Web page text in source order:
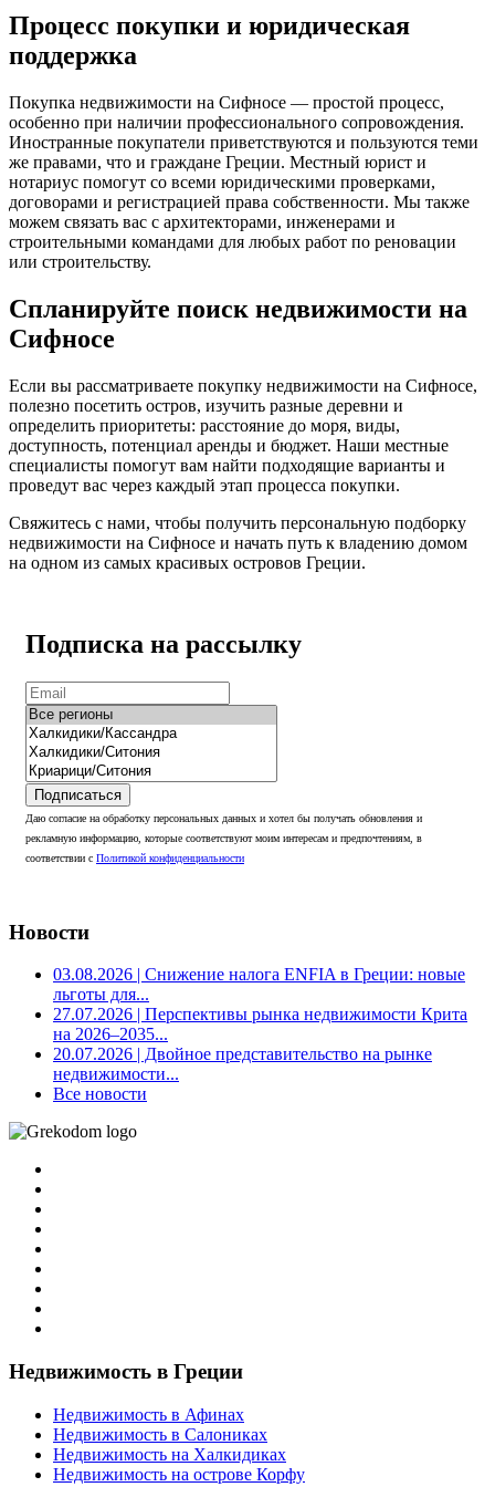
Процесс покупки и юридическая
поддержка
Покупка недвижимости на Сифносе — простой процесс,
особенно при наличии профессионального сопровождения.
Иностранные покупатели приветствуются и пользуются теми
же правами, что и граждане Греции. Местный юрист и
нотариус помогут со всеми юридическими проверками,
договорами и регистрацией права собственности. Мы также
можем связать вас с архитекторами, инженерами и
строительными командами для любых работ по реновации
или строительству.
Спланируйте поиск недвижимости на
Сифносе
Если вы рассматриваете покупку недвижимости на Сифносе,
полезно посетить остров, изучить разные деревни и
определить приоритеты: расстояние до моря, виды,
доступность, потенциал аренды и бюджет. Наши местные
специалисты помогут вам найти подходящие варианты и
проведут вас через каждый этап процесса покупки.
Свяжитесь с нами, чтобы получить персональную подборку
недвижимости на Сифносе и начать путь к владению домом
на одном из самых красивых островов Греции.
Подписка на рассылку
Подписаться
Даю согласие на обработку персональных данных и хотел бы получать обновления и
рекламную информацию, которые соответствуют моим интересам и предпочтениям, в
соответствии с Политикой конфиденциальности
Новости
03.08.2026 | Снижение налога ENFIA в Греции: новые
льготы для...
27.07.2026 | Перспективы рынка недвижимости Крита
на 2026–2035...
20.07.2026 | Двойное представительство на рынке
недвижимости...
Все новости
Недвижимость в Греции
Недвижимость в Афинах
Недвижимость в Салониках
Недвижимость на Халкидиках
Недвижимость на острове Корфу